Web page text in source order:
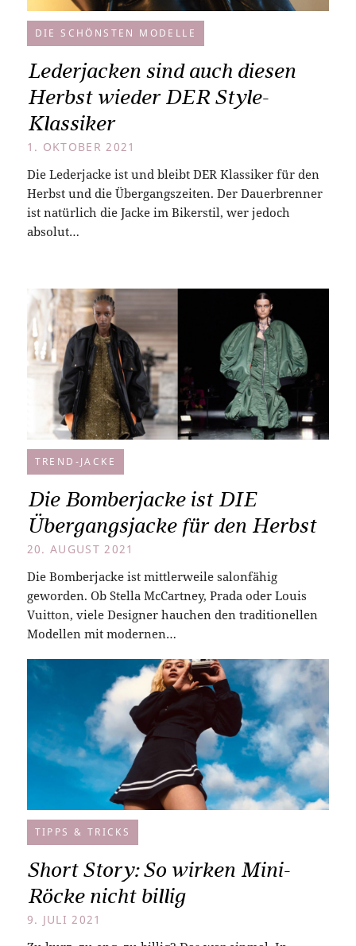
DIE SCHÖNSTEN MODELLE
Lederjacken sind auch diesen
Herbst wieder DER Style-
Klassiker
1. OKTOBER 2021
Die Lederjacke ist und bleibt DER Klassiker für den
Herbst und die Übergangszeiten. Der Dauerbrenner
ist natürlich die Jacke im Bikerstil, wer jedoch
absolut…
TREND-JACKE
Die Bomberjacke ist DIE
Übergangsjacke für den Herbst
20. AUGUST 2021
Die Bomberjacke ist mittlerweile salonfähig
geworden. Ob Stella McCartney, Prada oder Louis
Vuitton, viele Designer hauchen den traditionellen
Modellen mit modernen…
TIPPS & TRICKS
Short Story: So wirken Mini-
Röcke nicht billig
9. JULI 2021